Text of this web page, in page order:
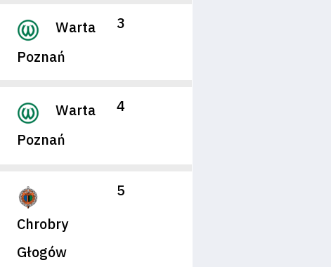
Warta
Poznań
3
Warta
Poznań
4
Chrobry
Głogów
5